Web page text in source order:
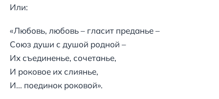
Или:
«Любовь, любовь – гласит преданье –
Союз души с душой родной –
Их съединенье, сочетанье,
И роковое их слиянье,
И... поединок роковой».